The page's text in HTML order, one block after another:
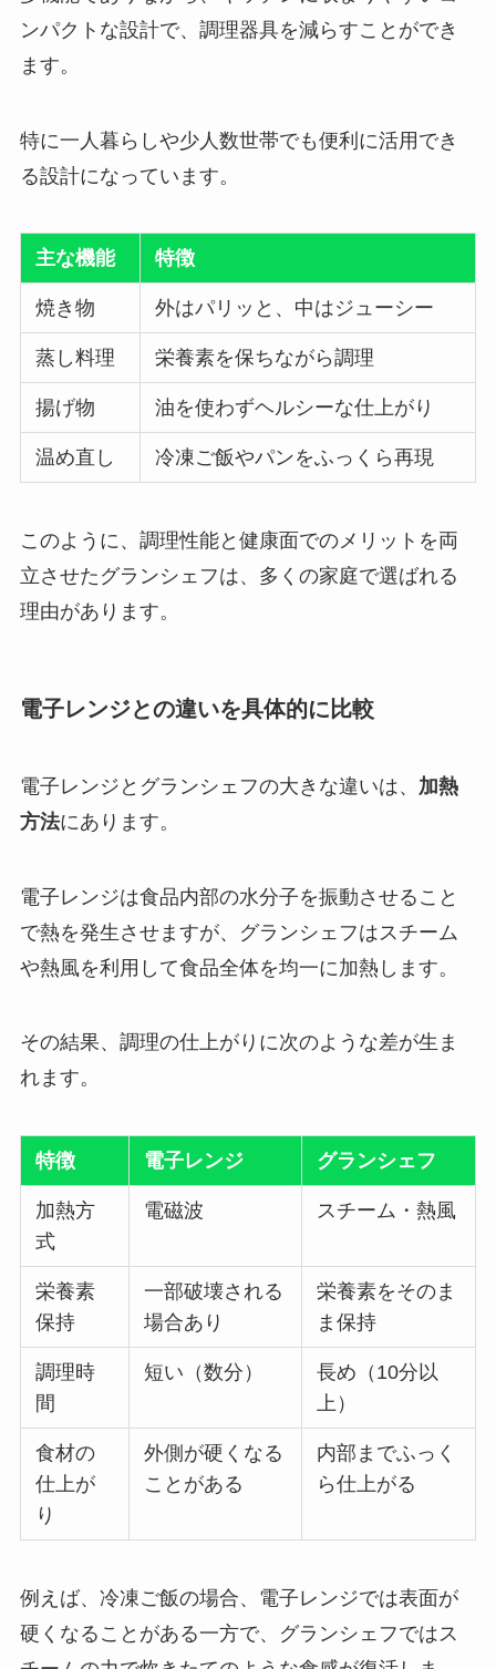
ンパクトな設計で、調理器具を減らすことができ
ます。
特に一人暮らしや少人数世帯でも便利に活用でき
る設計になっています。
主な機能 特徴
焼き物 外はパリッと、中はジューシー
蒸し料理 栄養素を保ちながら調理
揚げ物 油を使わずヘルシーな仕上がり
温め直し 冷凍ご飯やパンをふっくら再現
このように、調理性能と健康面でのメリットを両
立させたグランシェフは、多くの家庭で選ばれる
理由があります。
電子レンジとの違いを具体的に比較
電子レンジとグランシェフの大きな違いは、 加熱
方法にあります。
電子レンジは食品内部の水分子を振動させること
で熱を発生させますが、グランシェフはスチーム
や熱風を利用して食品全体を均一に加熱します。
その結果、調理の仕上がりに次のような差が生ま
れます。
特徴 電子レンジ グランシェフ
加熱方
式
電磁波 スチーム・熱風
栄養素
保持
一部破壊される
場合あり
栄養素をそのま
ま保持
調理時
間
短い（数分）
長め（10分以
上）
食材の
仕上が
り
外側が硬くなる
ことがある
内部までふっく
ら仕上がる
例えば、冷凍ご飯の場合、電子レンジでは表面が
硬くなることがある一方で、グランシェフではス